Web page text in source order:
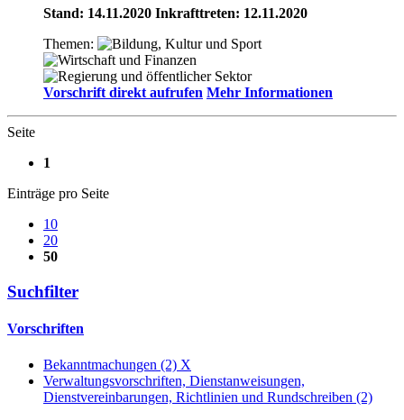
Stand: 14.11.2020 Inkrafttreten: 12.11.2020
Themen:
Vorschrift direkt aufrufen Mehr Informationen
Seite
1
Einträge pro Seite
10
20
50
Suchfilter
Vorschriften
Bekanntmachungen (2) X
Verwaltungsvorschriften, Dienstanweisungen,
Dienstvereinbarungen, Richtlinien und Rundschreiben (2)